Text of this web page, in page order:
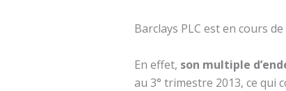
Barclays PLC est en cours
En effet, son multiple
au 3° trimestre 2013, ce qui